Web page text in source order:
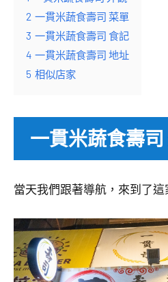
2 一貫米蔬食壽司 菜單
3 一貫米蔬食壽司 食記
4 一貫米蔬食壽司 地址
5 相似店家
一貫米蔬食壽
當天我們跟著導航，來到了這